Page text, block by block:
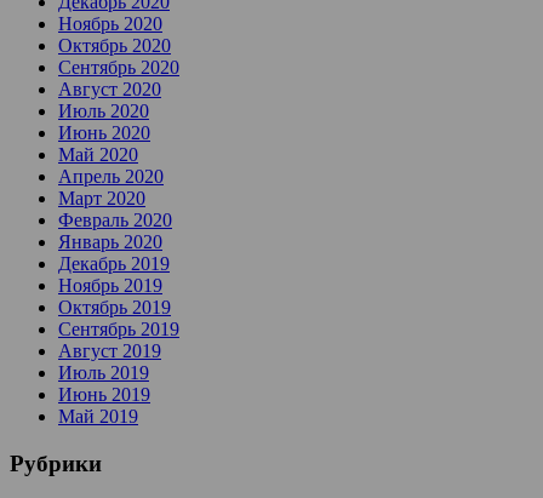
Ноябрь 2020
Октябрь 2020
Сентябрь 2020
Август 2020
Июль 2020
Июнь 2020
Май 2020
Апрель 2020
Март 2020
Февраль 2020
Январь 2020
Декабрь 2019
Ноябрь 2019
Октябрь 2019
Сентябрь 2019
Август 2019
Июль 2019
Июнь 2019
Май 2019
Рубрики